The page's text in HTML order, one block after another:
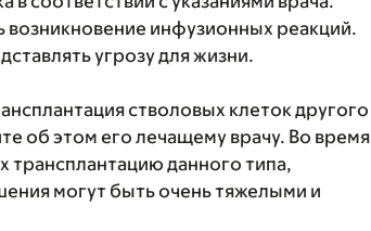
инфузионных реакций.
угрозу для жизни.
стволовых клеток другого
об этом его лечащему врачу. Во время
трансплантацию данного типа,
могут быть очень тяжелыми и